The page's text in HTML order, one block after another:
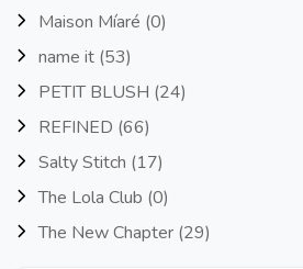
Maison Míaré (0)
name it (53)
PETIT BLUSH (24)
REFINED (66)
Salty Stitch (17)
The Lola Club (0)
The New Chapter (29)